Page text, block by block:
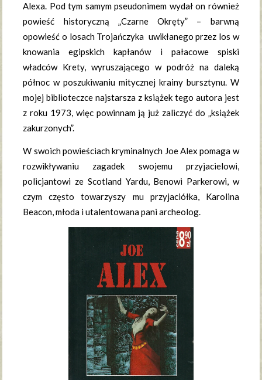
Alexa. Pod tym samym pseudonimem wydał on również
powieść historyczną „Czarne Okręty” – barwną
opowieść o losach Trojańczyka uwikłanego przez los w
knowania egipskich kapłanów i pałacowe spiski
władców Krety, wyruszającego w podróż na daleką
północ w poszukiwaniu mitycznej krainy bursztynu. W
mojej biblioteczce najstarsza z książek tego autora jest
z roku 1973, więc powinnam ją już zaliczyć do „książek
zakurzonych”.
W swoich powieściach kryminalnych Joe Alex pomaga w
rozwikływaniu zagadek swojemu przyjacielowi,
policjantowi ze Scotland Yardu, Benowi Parkerowi, w
czym często towarzyszy mu przyjaciółka, Karolina
Beacon, młoda i utalentowana pani archeolog.